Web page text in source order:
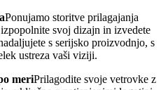
Ponujamo storitve prilagajanja
svoj dizajn in izvedete
s serijsko proizvodnjo, s
ustreza vaši viziji.
meriPrilagodite svoje vetrovke z